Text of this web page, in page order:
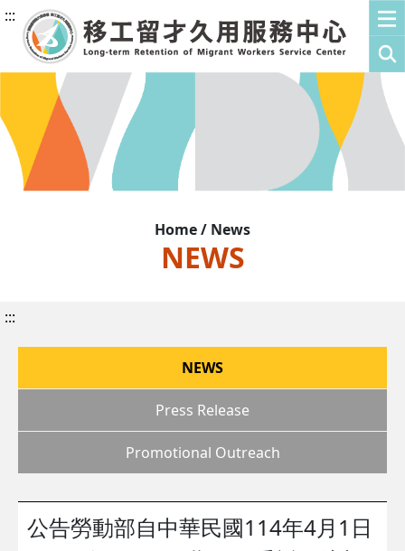
:::
Home / News
NEWS
:::
NEWS
Press Release
Promotional Outreach
公告勞動部自中華民國114年4月1日